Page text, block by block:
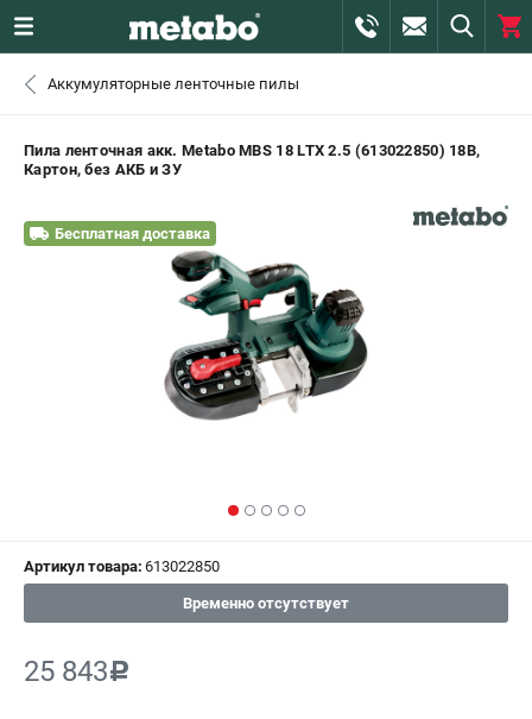
СРАВНЕНИЕ ( 0 )
ВХОД ИЛИ РЕГИСТРАЦИЯ
ЗАКАЗАТЬ ЗАПЧАСТЬ
+7 (911) 360-06-14 | +7 (8112) 59-10-67
- ЗАКАЗ ЗАПЧАСТЕЙ
САНКТ-ПЕТЕРБУРГ
0 ₽
Аккумуляторные ленточные пилы
Пила ленточная акк. Metabo MBS 18 LTX 2.5 (613022850) 18В,
Картон, без АКБ и ЗУ
Бесплатная доставка
Артикул товара: 613022850
Временно отсутствует
25 843c